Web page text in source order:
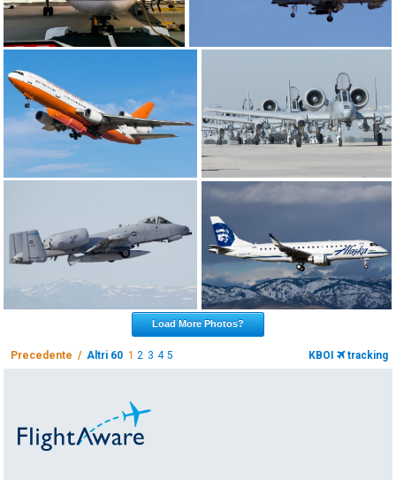
Load More Photos?
Precedente /Altri 60 12 3 4 5 KBOI tracking